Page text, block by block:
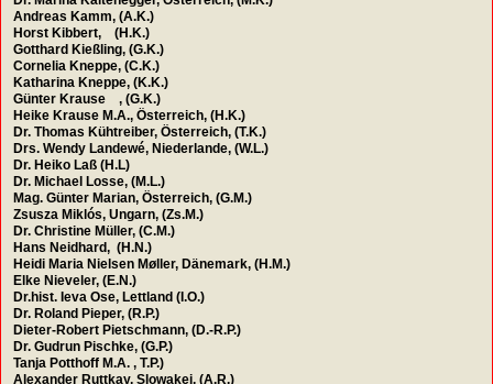
Andreas Kamm, (A.K.)
Horst Kibbert, (H.K.)
Gotthard Kießling, (G.K.)
Cornelia Kneppe, (C.K.)
Katharina Kneppe, (K.K.)
Günter Krause , (G.K.)
Heike Krause M.A., Österreich, (H.K.)
Dr. Thomas Kühtreiber, Österreich, (T.K.)
Drs. Wendy Landewé, Niederlande, (W.L.)
Dr. Heiko Laß (H.L)
Dr. Michael Losse, (M.L.)
Mag. Günter Marian, Österreich, (G.M.)
Zsusza Miklós, Ungarn, (Zs.M.)
Dr. Christine Müller, (C.M.)
Hans Neidhard, (H.N.)
Heidi Maria Nielsen Møller, Dänemark, (H.M.)
Elke Nieveler, (E.N.)
Dr.hist. Ieva Ose, Lettland (I.O.)
Dr. Roland Pieper, (R.P.)
Dieter-Robert Pietschmann, (D.-R.P.)
Dr. Gudrun Pischke, (G.P.)
Tanja Potthoff M.A. , T.P.)
Alexander Ruttkay, Slowakei, (A.R.)